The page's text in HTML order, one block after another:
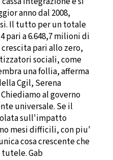
anno dal 2008,
Il tutto per un totale
pari a 6.648,7 milioni di
pari allo zero,
sociali, come
una follia, afferma
Cgil, Serena
al governo
universale. Se il
sull'impatto
mesi difficili, con piu'
cosa crescente che
Gab